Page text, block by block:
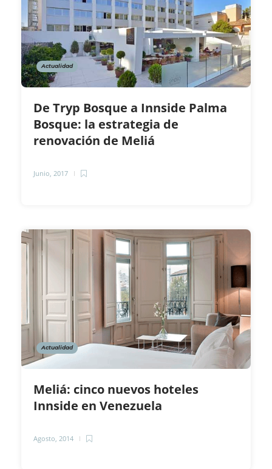
Actualidad
De Tryp Bosque a Innside Palma
Bosque: la estrategia de
renovación de Meliá
Junio, 2017
Actualidad
Meliá: cinco nuevos hoteles
Innside en Venezuela
Agosto, 2014